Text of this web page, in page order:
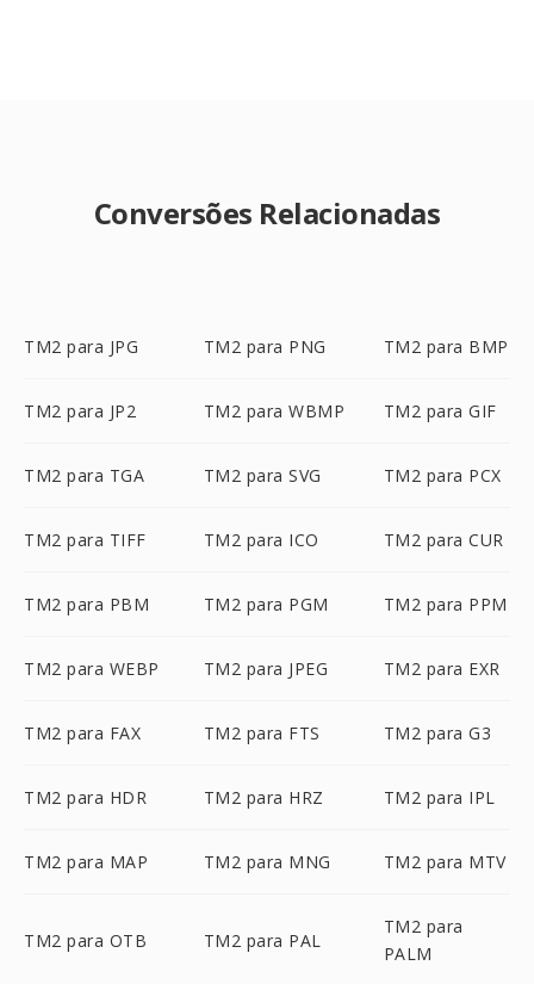
Conversões Relacionadas
TM2 para JPG TM2 para PNG TM2 para BMP
TM2 para JP2 TM2 para WBMP TM2 para GIF
TM2 para TGA TM2 para SVG TM2 para PCX
TM2 para TIFF TM2 para ICO TM2 para CUR
TM2 para PBM TM2 para PGM TM2 para PPM
TM2 para WEBP TM2 para JPEG TM2 para EXR
TM2 para FAX TM2 para FTS TM2 para G3
TM2 para HDR TM2 para HRZ TM2 para IPL
TM2 para MAP TM2 para MNG TM2 para MTV
TM2 para OTB TM2 para PAL
TM2 para
PALM